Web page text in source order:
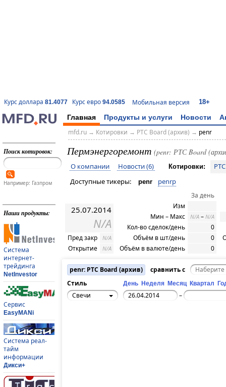
Курс доллара 81.4077 Курс евро 94.0585 Мобильная версия 18+
Главная Продукты и услуги Новости
Поиск котировок:
Например: Газпром
Наши продукты:
Система
интернет-
трейдинга
NetInvestor
Сервис
EasyMANi
Система реал-
тайм
информации
Дикси+
mfd.ru→ Котировки → РТС Board (архив) → penr
Пермэнергоремонт (penr: РТС Board
О компании Новости (6) Котировки:
Доступные тикеры:
penr penrp
25.07.2014
N/A
Пред закр N/A
Открытие N/A
За день
Изм
Мин – Макс
N/A – N/A
Кол-во сделок/день
0
Объём в шт/день
0
Объём в валюте/день
0
penr: РТС Board (архив)
сравнить с
Стиль
День Неделя Месяц Квартал
Свечи –